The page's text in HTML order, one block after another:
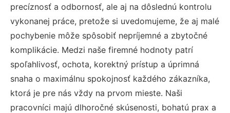
precíznosť a odbornosť, ale aj na dôslednú kontrolu
vykonanej práce, pretože si uvedomujeme, že aj malé
pochybenie môže spôsobiť nepríjemné a zbytočné
komplikácie. Medzi naše firemné hodnoty patrí
spoľahlivosť, ochota, korektný prístup a úprimná
snaha o maximálnu spokojnosť každého zákazníka,
ktorá je pre nás vždy na prvom mieste. Naši
pracovníci majú dlhoročné skúsenosti, bohatú prax a